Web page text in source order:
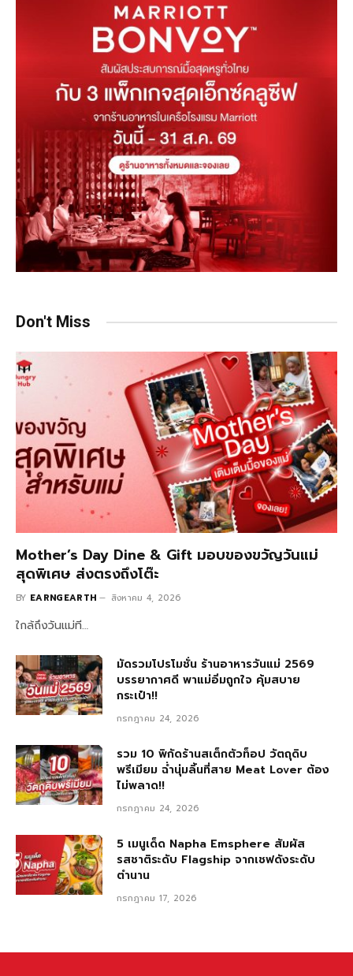
Don't Miss
Mother’s Day Dine & Gift มอบของขวัญวันแม่
สุดพิเศษ ส่งตรงถึงโต๊ะ
BY EARNGEARTH สิงหาคม 4, 2026
ใกล้ถึงวันแม่ที…
มัดรวมโปรโมชั่น ร้านอาหารวันแม่ 2569
บรรยากาศดี พาแม่อิ่มถูกใจ คุ้มสบาย
กระเป๋า!!
กรกฎาคม 24, 2026
รวม 10 พิกัดร้านสเต็กตัวท็อป วัตถุดิบ
พรีเมียม ฉ่ำนุ่มลิ้นที่สาย Meat Lover ต้อง
ไม่พลาด!!
กรกฎาคม 24, 2026
5 เมนูเด็ด Napha Emsphere สัมผัส
รสชาติระดับ Flagship จากเชฟดังระดับ
ตำนาน
กรกฎาคม 17, 2026